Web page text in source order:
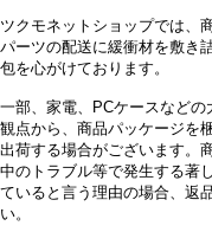
ツクモネットショップでは、
パーツの配送に緩衝材を敷き
包を心がけております。
一部、家電、PCケースなどの
観点から、商品パッケージを
出荷する場合がございます。
中のトラブル等で発生する著
ていると言う理由の場合、返
い。